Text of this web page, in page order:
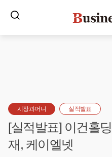
시장과머니 실적발표
[실적발표] 이건홀
재, 케이엘넷